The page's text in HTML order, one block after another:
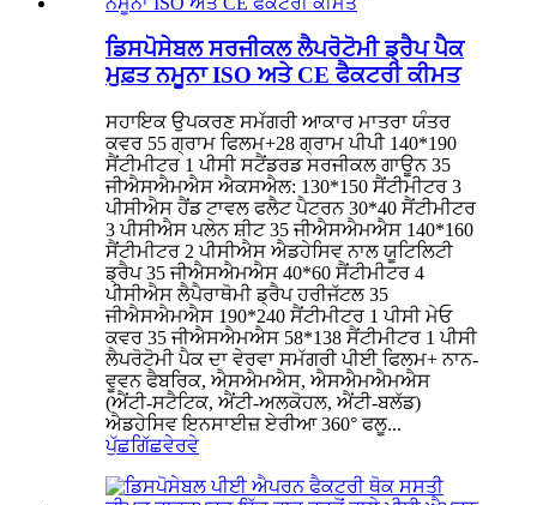
ਡਿਸਪੋਸੇਬਲ ਸਰਜੀਕਲ ਲੈਪਰੋਟੋਮੀ ਡ੍ਰੈਪ ਪੈਕ
ਮੁਫ਼ਤ ਨਮੂਨਾ ISO ਅਤੇ CE ਫੈਕਟਰੀ ਕੀਮਤ
ਸਹਾਇਕ ਉਪਕਰਣ ਸਮੱਗਰੀ ਆਕਾਰ ਮਾਤਰਾ ਯੰਤਰ
ਕਵਰ 55 ਗ੍ਰਾਮ ਫਿਲਮ+28 ਗ੍ਰਾਮ ਪੀਪੀ 140*190
ਸੈਂਟੀਮੀਟਰ 1 ਪੀਸੀ ਸਟੈਂਡਰਡ ਸਰਜੀਕਲ ਗਾਊਨ 35
ਜੀਐਸਐਮਐਸ ਐਕਸਐਲ: 130*150 ਸੈਂਟੀਮੀਟਰ 3
ਪੀਸੀਐਸ ਹੈਂਡ ਟਾਵਲ ਫਲੈਟ ਪੈਟਰਨ 30*40 ਸੈਂਟੀਮੀਟਰ
3 ਪੀਸੀਐਸ ਪਲੇਨ ਸ਼ੀਟ 35 ਜੀਐਸਐਮਐਸ 140*160
ਸੈਂਟੀਮੀਟਰ 2 ਪੀਸੀਐਸ ਐਡਹੇਸਿਵ ਨਾਲ ਯੂਟਿਲਿਟੀ
ਡ੍ਰੈਪ 35 ਜੀਐਸਐਮਐਸ 40*60 ਸੈਂਟੀਮੀਟਰ 4
ਪੀਸੀਐਸ ਲੈਪੈਰਾਥੋਮੀ ਡ੍ਰੈਪ ਹਰੀਜੱਟਲ 35
ਜੀਐਸਐਮਐਸ 190*240 ਸੈਂਟੀਮੀਟਰ 1 ਪੀਸੀ ਮੇਓ
ਕਵਰ 35 ਜੀਐਸਐਮਐਸ 58*138 ਸੈਂਟੀਮੀਟਰ 1 ਪੀਸੀ
ਲੈਪਰੋਟੋਮੀ ਪੈਕ ਦਾ ਵੇਰਵਾ ਸਮੱਗਰੀ ਪੀਈ ਫਿਲਮ+ ਨਾਨ-
ਵੂਵਨ ਫੈਬਰਿਕ, ਐਸਐਮਐਸ, ਐਸਐਮਐਮਐਸ
(ਐਂਟੀ-ਸਟੈਟਿਕ, ਐਂਟੀ-ਅਲਕੋਹਲ, ਐਂਟੀ-ਬਲੱਡ)
ਐਡਹੇਸਿਵ ਇਨਸਾਈਜ਼ ਏਰੀਆ 360° ਫਲੂ...
ਪੁੱਛਗਿੱਛਵੇਰਵੇ